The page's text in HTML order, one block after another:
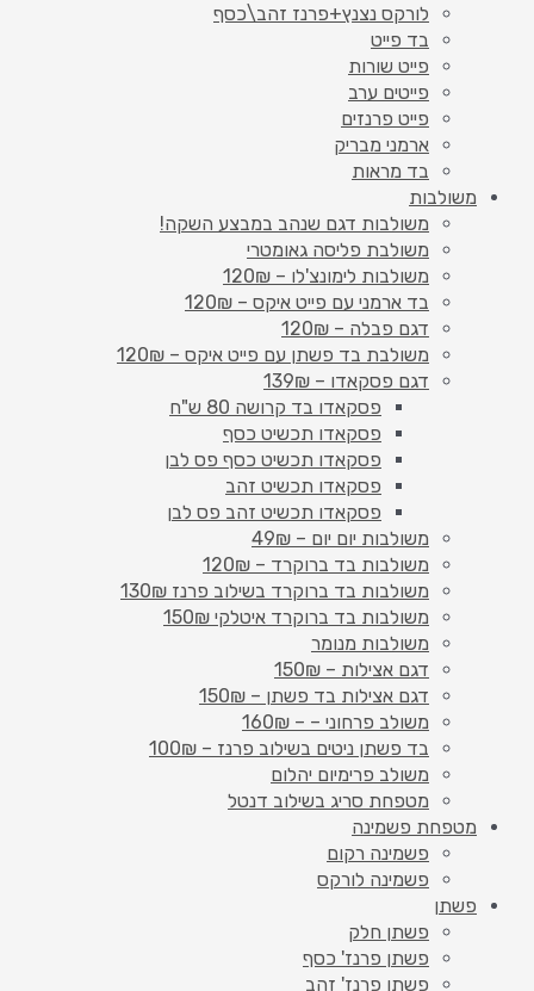
לורקס נצנץ+פרנז זהב\כסף
בד פייט
פייט שורות
פייטים ערב
פייט פרנזים
ארמני מבריק
בד מראות
משולבות
משולבות דגם שנהב במבצע השקה!
משולבת פליסה גאומטרי
משולבות לימונצ'לו – 120₪
בד ארמני עם פייט איקס – 120₪
דגם פבלה – 120₪
משולבת בד פשתן עם פייט איקס – 120₪
דגם פסקאדו – 139₪
פסקאדו בד קרושה 80 ש"ח
פסקאדו תכשיט כסף
פסקאדו תכשיט כסף פס לבן
פסקאדו תכשיט זהב
פסקאדו תכשיט זהב פס לבן
משולבות יום יום – 49₪
משולבות בד ברוקרד – 120₪
משולבות בד ברוקרד בשילוב פרנז 130₪
משולבות בד ברוקרד איטלקי 150₪
משולבות מנומר
דגם אצילות – 150₪
דגם אצילות בד פשתן – 150₪
משולב פרחוני – – 160₪
בד פשתן ניטים בשילוב פרנז – 100₪
משולב פרימיום יהלום
מטפחת סריג בשילוב דנטל
מטפחת פשמינה
פשמינה רקום
פשמינה לורקס
פשתן
פשתן חלק
פשתן פרנז' כסף
פשתן פרנז' זהב